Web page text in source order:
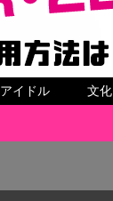
アイドル 文化